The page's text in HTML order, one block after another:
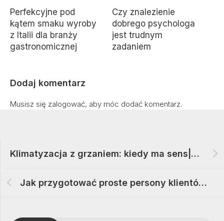
Perfekcyjne pod
kątem smaku wyroby
z Italii dla branży
gastronomicznej
Czy znalezienie
dobrego psychologa
jest trudnym
zadaniem
Dodaj komentarz
Musisz się zalogować, aby móc dodać komentarz.
Klimatyzacja z grzaniem: kiedy ma sens|Od chłodzenia do dogrzewania: pompa ciepła powietrze–powietrze
Jak przygotować proste persony klientów do marketingu – szablony, przykłady, efekty